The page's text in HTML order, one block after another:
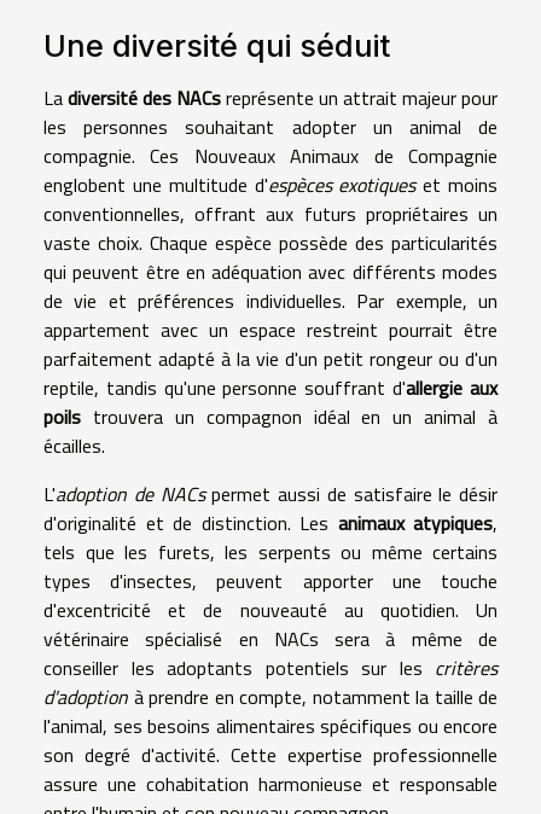
Une diversité qui séduit
Ladiversité des NACsreprésente un attrait majeur pour
les personnes souhaitant adopter un animal de
compagnie. Ces Nouveaux Animaux de Compagnie
englobent une multitude d'espèces exotiqueset moins
conventionnelles, offrant aux futurs propriétaires un
vaste choix. Chaque espèce possède des particularités
qui peuvent être en adéquation avec différents modes
de vie et préférences individuelles. Par exemple, un
appartement avec un espace restreint pourrait être
parfaitement adapté à la vie d'un petit rongeur ou d'un
reptile, tandis qu'une personne souffrant d'allergie aux
poils trouvera un compagnon idéal en un animal à
écailles.
L'adoption de NACspermet aussi de satisfaire le désir
d'originalité et de distinction. Les animaux atypiques,
tels que les furets, les serpents ou même certains
types d'insectes, peuvent apporter une touche
d'excentricité et de nouveauté au quotidien. Un
vétérinaire spécialisé en NACs sera à même de
conseiller les adoptants potentiels sur les critères
d'adoption à prendre en compte, notamment la taille de
l'animal, ses besoins alimentaires spécifiques ou encore
son degré d'activité. Cette expertise professionnelle
assure une cohabitation harmonieuse et responsable